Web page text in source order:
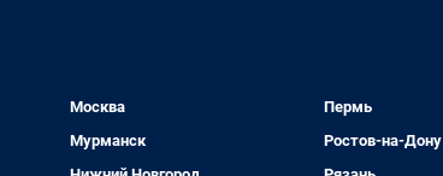
Москва
Мурманск
Пермь
Ростов-на-Дону